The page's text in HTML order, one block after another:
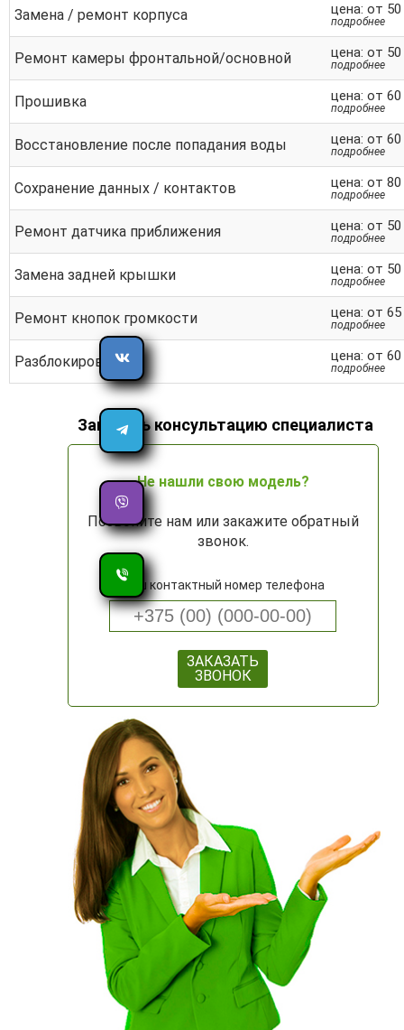
Замена / ремонт корпуса цена: от 50
подробнее
Ремонт камеры фронтальной/основной цена: от 50
подробнее
Прошивка цена: от 60
подробнее
Восстановление после попадания воды цена: от 60
подробнее
Сохранение данных / контактов цена: от 80
подробнее
Ремонт датчика приближения цена: от 50
подробнее
Замена задней крышки цена: от 50
подробнее
Ремонт кнопок громкости цена: от 65
подробнее
Разблокировка цена: от 60
подробнее
Заказать консультацию специалиста
Не нашли свою модель?
Позвоните нам или закажите обратный
звонок.
Ваш контактный номер телефона
ЗАКАЗАТЬ
ЗВОНОК